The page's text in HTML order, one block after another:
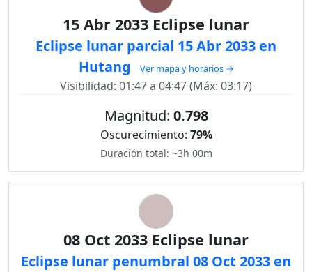
15 Abr 2033 Eclipse lunar
Eclipse lunar parcial 15 Abr 2033 en
Hutang
Ver mapa y horarios →
Visibilidad: 01:47 a 04:47 (Máx: 03:17)
Magnitud: 0.798
Oscurecimiento: 79%
Duración total: ~3h 00m
08 Oct 2033 Eclipse lunar
Eclipse lunar penumbral 08 Oct 2033 en